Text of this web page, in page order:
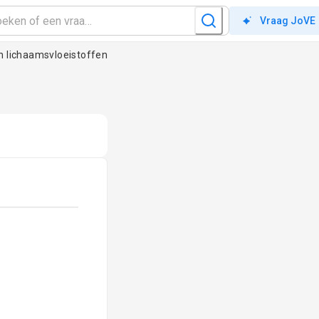
Vraag JoVE
lichaamsvloeistoffen